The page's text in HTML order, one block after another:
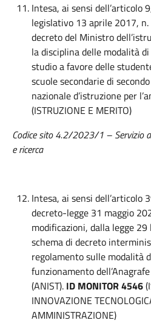
Intesa, ai sensi dell’articolo
legislativo 13 aprile 2017,
decreto del Ministro
la disciplina delle modalità
studio a favore delle
scuole secondarie di
nazionale d’istruzione per
(ISTRUZIONE E MERITO)
Codice sito 4.2/2023/1 – Servizio
e ricerca
Intesa, ai sensi dell’articolo
decreto-legge 31 maggio
modificazioni, dalla legge
schema di decreto
regolamento sulle modalità
funzionamento
(ANIST). ID MONITOR 4546
INNOVAZIONE
AMMINISTRAZIONE)